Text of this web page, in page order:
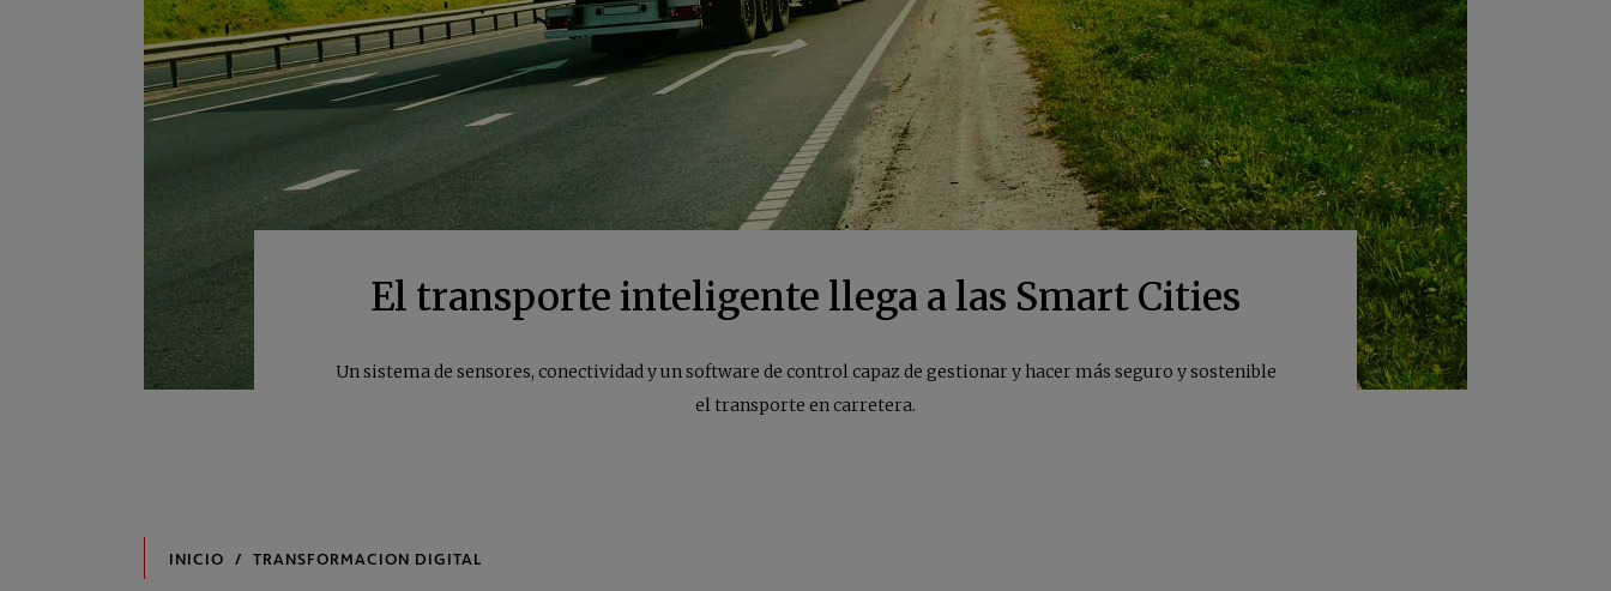
El transporte inteligente llega a las Smart Cities
Un sistema de sensores, conectividad y un software de control capaz de gestionar y hacer más seguro y sostenible
el transporte en carretera.